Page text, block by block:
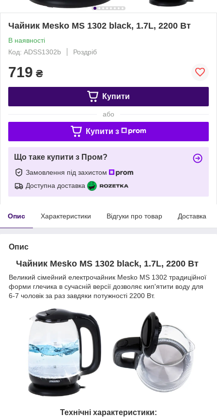
Чайник Mesko MS 1302 black, 1.7L, 2200 Вт
В наявності
Код: ADSS1302b
Роздріб
719 ₴
Купити
або
Купити з
Що таке купити з Пром?
Замовлення під захистом
Доступна доставка
Опис Характеристики Відгуки про товар Доставка
Опис
Чайник Mesko MS 1302 black, 1.7L, 2200 Вт
Великий сімейний електрочайник Mesko MS 1302 традиційної
форми глечика в сучасній версії дозволяє кип'ятити воду для
6-7 чоловік за раз завдяки потужності 2200 Вт.
Технічні характеристики: